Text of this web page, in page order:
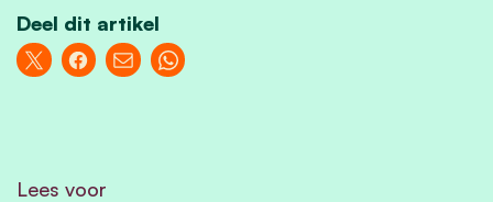
Deel dit artikel
Lees voor